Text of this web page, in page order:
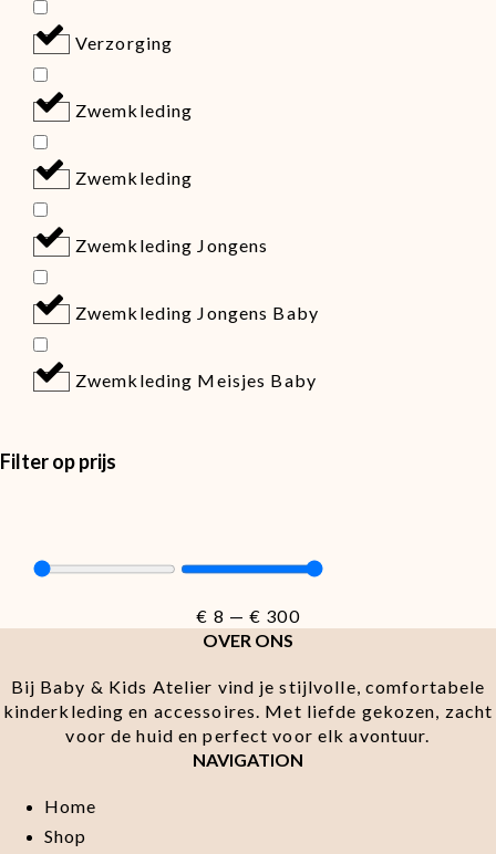
Verzorging
Zwemkleding
Zwemkleding
Zwemkleding Jongens
Zwemkleding Jongens Baby
Zwemkleding Meisjes Baby
Filter op prijs
€ 8 —€ 300
OVER ONS
Bij Baby & Kids Atelier vind je stijlvolle, comfortabele
kinderkleding en accessoires. Met liefde gekozen, zacht
voor de huid en perfect voor elk avontuur.
NAVIGATION
Home
Shop